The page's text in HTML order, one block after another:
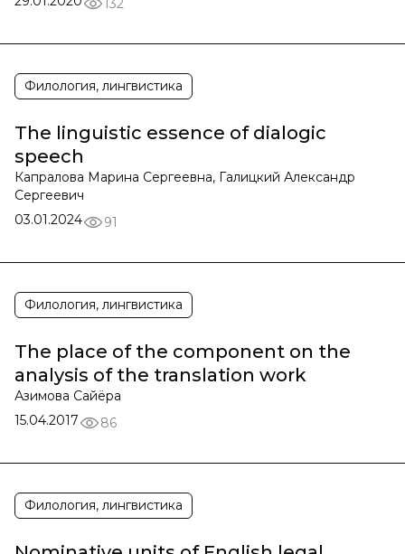
Филология, лингвистика
The linguistic essence of dialogic
speech
Капралова Марина Сергеевна, Галицкий Александр
Сергеевич
03.01.2024
91
Филология, лингвистика
The place of the component on the
analysis of the translation work
Азимова Сайёра
15.04.2017
86
Филология, лингвистика